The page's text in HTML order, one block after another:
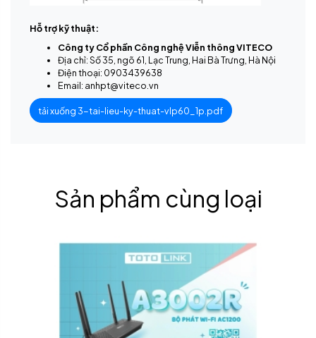
Hỗ trợ kỹ thuật:
Công ty Cổ phần Công nghệ Viễn thông VITECO
Địa chỉ: Số 35, ngõ 61, Lạc Trung, Hai Bà Trưng, Hà Nội
Điện thoại: 0903439638
Email: anhpt@viteco.vn
tải xuống 3-tai-lieu-ky-thuat-vlp60_1p.pdf
Sản phẩm cùng loại